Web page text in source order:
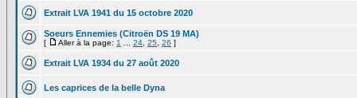
Extrait LVA 1941 du 15 octobre 2020
Soeurs Ennemies (Citroën DS 19 MA)
[ Aller à la page: 1 24 25 26 ]
Extrait LVA 1934 du 27 août 2020
Les caprices de la belle Dyna